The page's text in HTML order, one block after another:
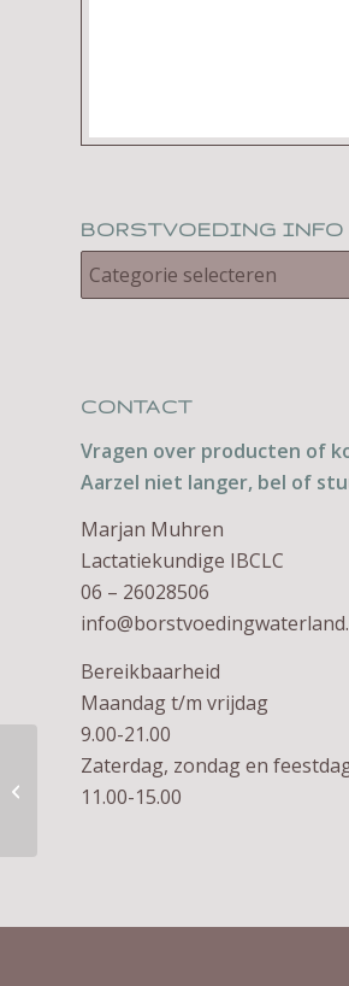
BORSTVOEDING INFO
CONTACT
Vragen over producten of
Aarzel niet langer, bel of
Marjan Muhren
Lactatiekundige IBCLC
06 – 26028506
Bereikbaarheid
Maandag t/m vrijdag
9.00-21.00
Zaterdag, zondag en
11.00-15.00
Horigen handgreep